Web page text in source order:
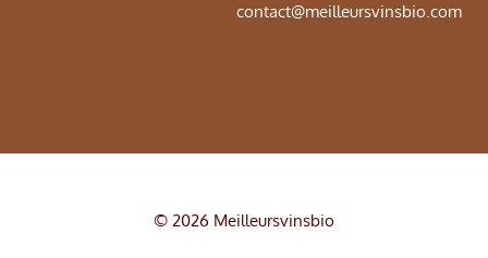
contact@meilleursvinsbio.com
© 2026 Meilleursvinsbio